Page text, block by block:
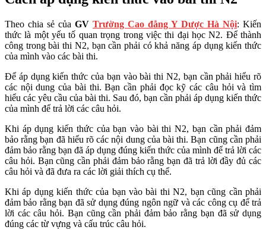
Theo chia sẻ của GV Trường Cao đẳng Y Dược Hà Nội: Kiến
thức là một yếu tố quan trọng trong việc thi đại học N2. Để thành
công trong bài thi N2, bạn cần phải có khả năng áp dụng kiến thức
của mình vào các bài thi.
Để áp dụng kiến thức của bạn vào bài thi N2, bạn cần phải hiểu rõ
các nội dung của bài thi. Bạn cần phải đọc kỹ các câu hỏi và tìm
hiểu các yêu cầu của bài thi. Sau đó, bạn cần phải áp dụng kiến thức
của mình để trả lời các câu hỏi.
Khi áp dụng kiến thức của bạn vào bài thi N2, bạn cần phải đảm
bảo rằng bạn đã hiểu rõ các nội dung của bài thi. Bạn cũng cần phải
đảm bảo rằng bạn đã áp dụng đúng kiến thức của mình để trả lời các
câu hỏi. Bạn cũng cần phải đảm bảo rằng bạn đã trả lời đầy đủ các
câu hỏi và đã đưa ra các lời giải thích cụ thể.
Khi áp dụng kiến thức của bạn vào bài thi N2, bạn cũng cần phải
đảm bảo rằng bạn đã sử dụng đúng ngôn ngữ và các công cụ để trả
lời các câu hỏi. Bạn cũng cần phải đảm bảo rằng bạn đã sử dụng
đúng các từ vựng và cấu trúc câu hỏi.